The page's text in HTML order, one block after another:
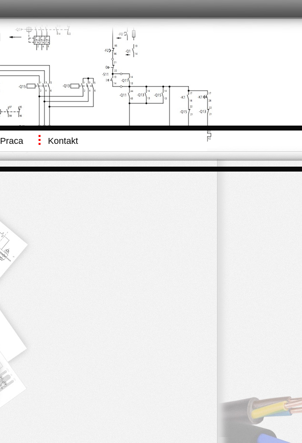
Praca Kontakt